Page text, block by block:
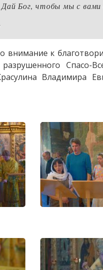
Бог, чтобы мы с
к
Спасо-
Владимира